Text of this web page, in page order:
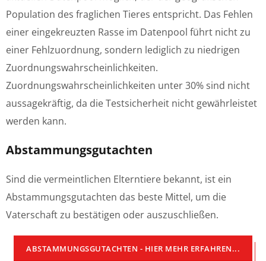
Population des fraglichen Tieres entspricht. Das Fehlen
einer eingekreuzten Rasse im Datenpool führt nicht zu
einer Fehlzuordnung, sondern lediglich zu niedrigen
Zuordnungswahrscheinlichkeiten.
Zuordnungswahrscheinlichkeiten unter 30% sind nicht
aussagekräftig, da die Testsicherheit nicht gewährleistet
werden kann.
Abstammungsgutachten
Sind die vermeintlichen Elterntiere bekannt, ist ein
Abstammungsgutachten das beste Mittel, um die
Vaterschaft zu bestätigen oder auszuschließen.
ABSTAMMUNGSGUTACHTEN - HIER MEHR ERFAHREN...